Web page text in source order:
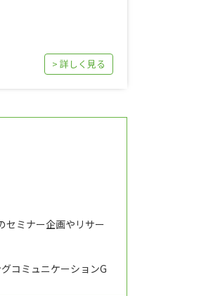
> 詳しく見る
セミナー企画やリサー
コミュニケーションG